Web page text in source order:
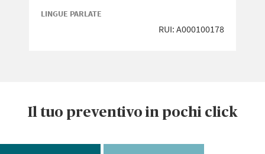
LINGUE PARLATE
RUI: A000100178
Il tuo preventivo in pochi click